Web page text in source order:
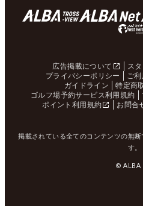
広告掲載について ス
プライバシーポリシー
ご
ガイドライン
特定商
ゴルフ場予約サービス利用規約
ポイント利用規約
お問合
掲載されている全てのコンテンツの無
す。
© ALBA